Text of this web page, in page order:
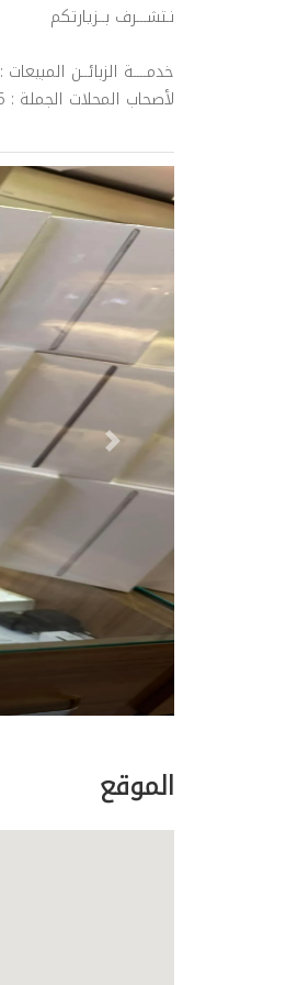
نـتشـــرف بــزيارتكم
خدمــــة الزبائــن المبيعات : 05387331546
لأصحاب المحلات الجملة : 05312851546
Next
الموقع